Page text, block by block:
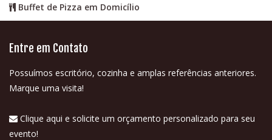
Buffet de Pizza em Domicílio
Entre em Contato
Possuímos escritório, cozinha e amplas referências anteriores.
Marque uma visita!
Clique aqui e solicite um orçamento personalizado para seu
evento!